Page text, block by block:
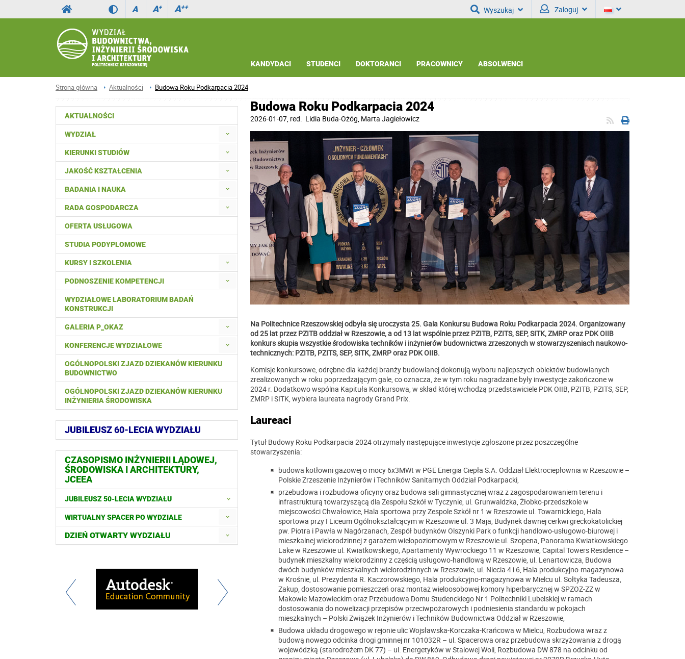
A A+ A++ Wyszukaj Zaloguj
KANDYDACI STUDENCI DOKTORANCI PRACOWNICY ABSOLWENCI
Strona główna Aktualności Budowa Roku Podkarpacia 2024
AKTUALNOŚCI
WYDZIAŁ
KIERUNKI STUDIÓW
JAKOŚĆ KSZTAŁCENIA
BADANIA I NAUKA
RADA GOSPODARCZA
OFERTA USŁUGOWA
STUDIA PODYPLOMOWE
KURSY I SZKOLENIA
PODNOSZENIE KOMPETENCJI
WYDZIAŁOWE LABORATORIUM BADAŃ
KONSTRUKCJI
GALERIA P_OKAZ
KONFERENCJE WYDZIAŁOWE
OGÓLNOPOLSKI ZJAZD DZIEKANÓW KIERUNKU
BUDOWNICTWO
OGÓLNOPOLSKI ZJAZD DZIEKANÓW KIERUNKU
INŻYNIERIA ŚRODOWISKA
JUBILEUSZ 60-LECIA WYDZIAŁU
CZASOPISMO INŻYNIERII LĄDOWEJ,
ŚRODOWISKA I ARCHITEKTURY,
JCEEA
JUBILEUSZ 50-LECIA WYDZIAŁU
WIRTUALNY SPACER PO WYDZIALE
DZIEŃ OTWARTY WYDZIAŁU
Budowa Roku Podkarpacia 2024
2026-01-07, red. Lidia Buda-Ożóg, Marta Jagiełowicz
Na Politechnice Rzeszowskiej odbyła się uroczysta 25. Gala Konkursu Budowa Roku Podkarpacia 2024. Organizowany
od 25 lat przez PZITB oddział w Rzeszowie, a od 13 lat wspólnie przez PZITB, PZITS, SEP, SITK, ZMRP oraz PDK OIIB
konkurs skupia wszystkie środowiska techników i inżynierów budownictwa zrzeszonych w stowarzyszeniach naukowo-
technicznych: PZITB, PZITS, SEP, SITK, ZMRP oraz PDK OIIB.
Komisje konkursowe, odrębne dla każdej branży budowlanej dokonują wyboru najlepszych obiektów budowlanych
zrealizowanych w roku poprzedzającym gale, co oznacza, że w tym roku nagradzane były inwestycje zakończone w
2024 r. Dodatkowo wspólna Kapituła Konkursowa, w skład której wchodzą przedstawiciele PDK OIIB, PZITB, PZITS, SEP,
ZMRP i SITK, wybiera laureata nagrody Grand Prix.
Laureaci
Tytuł Budowy Roku Podkarpacia 2024 otrzymały następujące inwestycje zgłoszone przez poszczególne
stowarzyszenia:
budowa kotłowni gazowej o mocy 6x3MWt w PGE Energia Ciepła S.A. Oddział Elektrociepłownia w Rzeszowie –
Polskie Zrzeszenie Inżynierów i Techników Sanitarnych Oddział Podkarpacki,
przebudowa i rozbudowa oficyny oraz budowa sali gimnastycznej wraz z zagospodarowaniem terenu i
infrastrukturą towarzyszącą dla Zespołu Szkół w Tyczynie, ul. Grunwaldzka, Żłobko-przedszkole w
miejscowości Chwałowice, Hala sportowa przy Zespole Szkół nr 1 w Rzeszowie ul. Towarnickiego, Hala
sportowa przy I Liceum Ogólnokształcącym w Rzeszowie ul. 3 Maja, Budynek dawnej cerkwi greckokatolickiej
pw. Piotra i Pawła w Nagórzanach, Zespół budynków Olszynki Park o funkcji handlowo-usługowo-biurowej i
mieszkalnej wielorodzinnej z garażem wielopoziomowym w Rzeszowie ul. Szopena, Panorama Kwiatkowskiego
Lake w Rzeszowie ul. Kwiatkowskiego, Apartamenty Wywrockiego 11 w Rzeszowie, Capital Towers Residence –
budynek mieszkalny wielorodzinny z częścią usługowo-handlową w Rzeszowie, ul. Lenartowicza, Budowa
dwóch budynków mieszkalnych wielorodzinnych w Rzeszowie, ul. Niecia 4 i 6, Hala produkcyjno-magazynowa
w Krośnie, ul. Prezydenta R. Kaczorowskiego, Hala produkcyjno-magazynowa w Mielcu ul. Sołtyka Tadeusza,
Zakup, dostosowanie pomieszczeń oraz montaż wieloosobowej komory hiperbarycznej w SPZOZ-ZZ w
Makowie Mazowieckim oraz Przebudowa Domu Studenckiego Nr 1 Politechniki Lubelskiej w ramach
dostosowania do nowelizacji przepisów przeciwpożarowych i podniesienia standardu w pokojach
mieszkalnych – Polski Związek Inżynierów i Techników Budownictwa Oddział w Rzeszowie,
Budowa układu drogowego w rejonie ulic Wojsławska-Korczaka-Krańcowa w Mielcu, Rozbudowa wraz z
budową nowego odcinka drogi gminnej nr 101032R – ul. Spacerowa oraz przebudowa skrzyżowania z drogą
wojewódzką (starodrożem DK 77) – ul. Energetyków w Stalowej Woli, Rozbudowa DW 878 na odcinku od